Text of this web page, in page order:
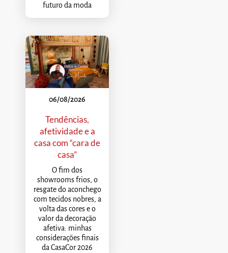
futuro da moda
06/08/2026
Tendências,
afetividade e a
casa com “cara de
casa”
O fim dos
showrooms frios, o
resgate do aconchego
com tecidos nobres, a
volta das cores e o
valor da decoração
afetiva: minhas
considerações finais
da CasaCor 2026